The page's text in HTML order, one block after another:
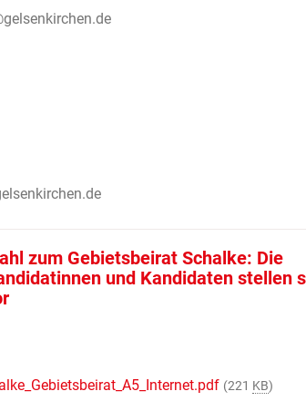
zum Gebietsbeirat Schalke: Die
und Kandidaten stellen
(221 KB)